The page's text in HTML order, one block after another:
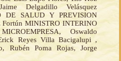
Delgadillo Velásquez
DE SALUD Y PREVISION
Fortún MINISTRO INTERINO
Oswaldo
Reyes Villa Bacigalupi ,
Rubén Poma Rojas, Jorge